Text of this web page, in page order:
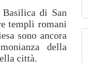
Basilica di San
templi romani
sono ancora
della
città.